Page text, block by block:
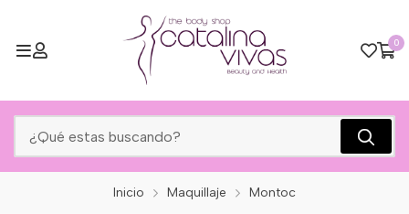
0
Inicio Maquillaje Montoc